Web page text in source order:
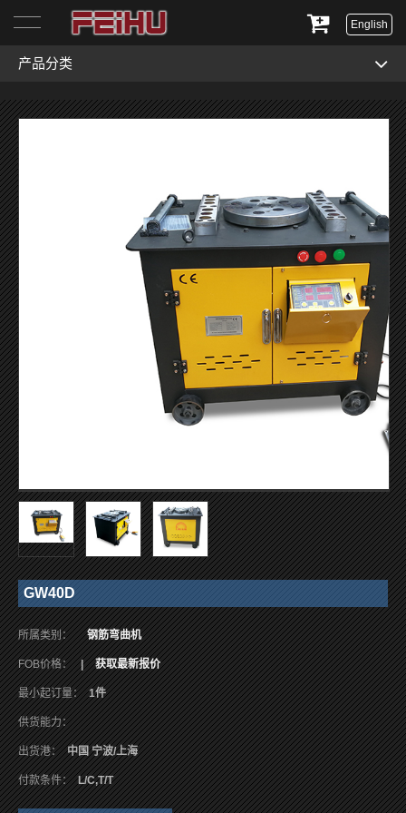
English
产品分类
GW40D
所属类别： 钢筋弯曲机
FOB价格： | 获取最新报价
最小起订量： 1件
供货能力：
出货港： 中国 宁波/上海
付款条件： L/C,T/T
首页
关于我们